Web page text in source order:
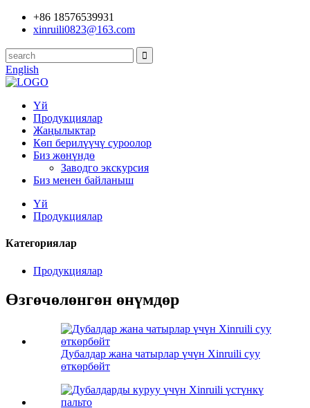
+86 18576539931
xinruili0823@163.com
English
Үй
Продукциялар
Жаңылыктар
Көп берилүүчү суроолор
Биз жөнүндө
Заводго экскурсия
Биз менен байланыш
Үй
Продукциялар
Категориялар
Продукциялар
Өзгөчөлөнгөн өнүмдөр
Дубалдар жана чатырлар үчүн Xinruili суу
өткөрбөйт